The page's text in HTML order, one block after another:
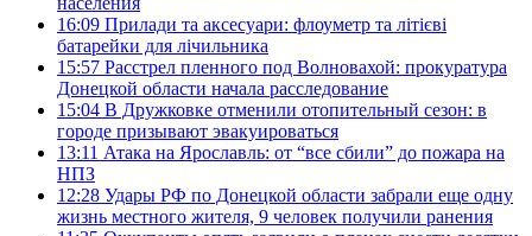
16:09 Прилади та аксесуари: флоуметр та літієві
батарейки для лічильника
15:57 Расстрел пленного под Волновахой: прокуратура
Донецкой области начала расследование
15:04 В Дружковке отменили отопительный сезон: в
городе призывают эвакуироваться
13:11 Атака на Ярославль: от “все сбили” до пожара на
НПЗ
12:28 Удары РФ по Донецкой области забрали еще одну
жизнь местного жителя, 9 человек получили ранения